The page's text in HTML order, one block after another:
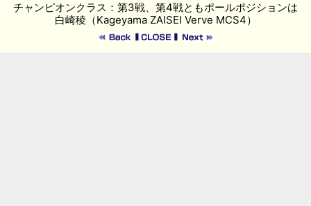
チャンピオンクラス：第3戦、第4戦ともポールポジションは
白崎稜（Kageyama ZAISEI Verve MCS4）